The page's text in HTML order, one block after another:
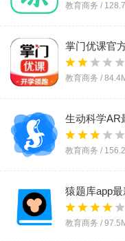
教育商务 /
掌门优课官
教育商务 /
生动科学AR
教育商务 /
猿题库app
教育商务 /